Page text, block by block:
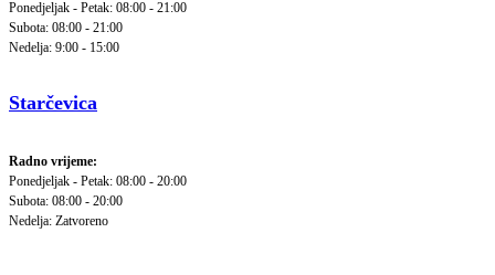
Ponedjeljak - Petak: 08:00 - 21:00
Subota: 08:00 - 21:00
Nedelja: 9:00 - 15:00
Starčevica
Radno vrijeme:
Ponedjeljak - Petak: 08:00 - 20:00
Subota: 08:00 - 20:00
Nedelja: Zatvoreno